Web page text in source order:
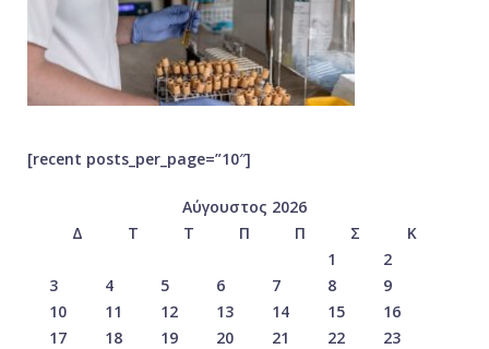
[recent posts_per_page=”10″]
Αύγουστος 2026
Δ
Τ Τ Π Π Σ
Κ
1
2
3
4 5 6 7 8
9
10
11 12 13 14 15
16
17
18 19 20 21 22
23